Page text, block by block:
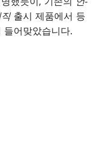
출시 제품에서 등
어맞았습니다.